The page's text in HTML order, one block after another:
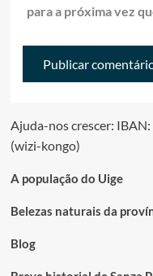
para a próxima vez
Ajuda-nos crescer:
(wizi-kongo)
A população do Uige
Belezas naturais da
Blog